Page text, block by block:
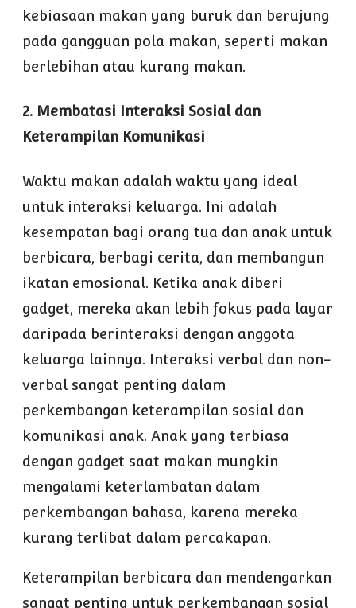
kebiasaan makan yang buruk dan berujung
pada gangguan pola makan, seperti makan
berlebihan atau kurang makan.
2. Membatasi Interaksi Sosial dan
Keterampilan Komunikasi
Waktu makan adalah waktu yang ideal
untuk interaksi keluarga. Ini adalah
kesempatan bagi orang tua dan anak untuk
berbicara, berbagi cerita, dan membangun
ikatan emosional. Ketika anak diberi
gadget, mereka akan lebih fokus pada layar
daripada berinteraksi dengan anggota
keluarga lainnya. Interaksi verbal dan non-
verbal sangat penting dalam
perkembangan keterampilan sosial dan
komunikasi anak. Anak yang terbiasa
dengan gadget saat makan mungkin
mengalami keterlambatan dalam
perkembangan bahasa, karena mereka
kurang terlibat dalam percakapan.
Keterampilan berbicara dan mendengarkan
sangat penting untuk perkembangan sosial